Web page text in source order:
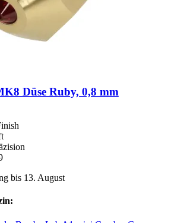
Düse Ruby, 0,8 mm
bis 13. August